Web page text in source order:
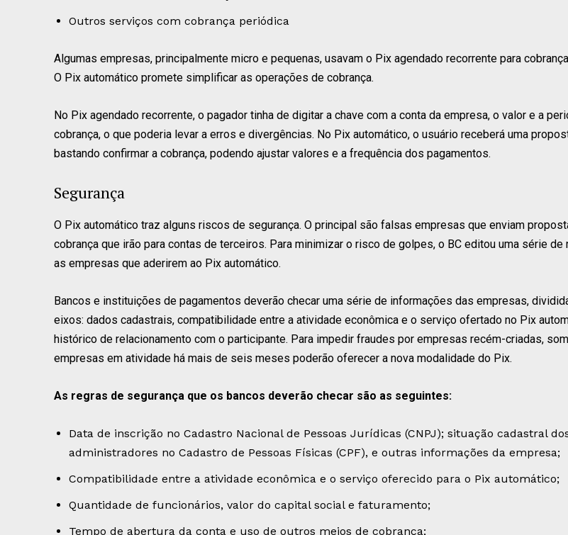
Outros serviços com cobrança periódica
Algumas empresas, principalmente micro e pequenas, usavam o Pix agendado recorrente para
O Pix automático promete simplificar as operações de cobrança.
No Pix agendado recorrente, o pagador tinha de digitar a chave com a conta da empresa, o valor e a
cobrança, o que poderia levar a erros e divergências. No Pix automático, o usuário receberá uma
bastando confirmar a cobrança, podendo ajustar valores e a frequência dos pagamentos.
Segurança
O Pix automático traz alguns riscos de segurança. O principal são falsas empresas que enviam
cobrança que irão para contas de terceiros. Para minimizar o risco de golpes, o BC editou uma série de
as empresas que aderirem ao Pix automático.
Bancos e instituições de pagamentos deverão checar uma série de informações das empresas,
eixos: dados cadastrais, compatibilidade entre a atividade econômica e o serviço ofertado no Pix
histórico de relacionamento com o participante. Para impedir fraudes por empresas recém-criadas,
empresas em atividade há mais de seis meses poderão oferecer a nova modalidade do Pix.
As regras de segurança que os bancos deverão checar são as seguintes:
Data de inscrição no Cadastro Nacional de Pessoas Jurídicas (CNPJ); situação cadastral
administradores no Cadastro de Pessoas Físicas (CPF), e outras informações da empresa;
Compatibilidade entre a atividade econômica e o serviço oferecido para o Pix automático;
Quantidade de funcionários, valor do capital social e faturamento;
Tempo de abertura da conta e uso de outros meios de cobrança;